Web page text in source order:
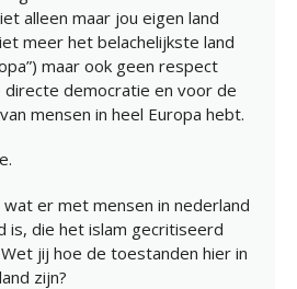
alleen maar jou eigen land
meer het belachelijkste land
maar ook geen respect
directe democratie en voor de
mensen in heel Europa hebt.
er met mensen in nederland
is, die het islam gecritiseerd
jij hoe de toestanden hier in
zijn?